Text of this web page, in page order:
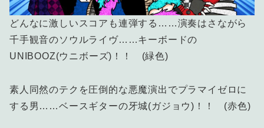
どんなに激しいスコアも連弾する……演奏はさながら
千手観音のソウルライヴ……キーボードの
UNIBOOZ(ウニボーズ)！！ (緑色)
素人同然のテクを圧倒的な悪魔演出でプラマイゼロに
する男……ベースギターの牙城(ガジョウ)！！ (赤色)